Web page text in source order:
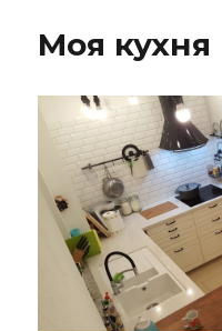
Моя кухня